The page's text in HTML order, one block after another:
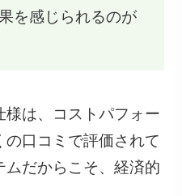
を感じられるのが
様は、コストパフォー
口コミで評価されて
ムだからこそ、経済的